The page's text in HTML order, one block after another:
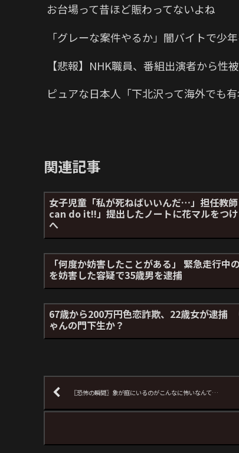
お台場って昔ほど賑わってないよね
「グレーな案件やるか」闇バイトで
【悲報】NHK職員、番組出演者から性
ピュアな日本人「下北沢って海外でも
関連記事
女子児童「私が死ねばいいんだ…」担任教
can do it!!」提出したノートに花マルをつ
へ
「何度か妨害したことがある」 緊急走行中
を妨害した容疑で35歳男を逮捕
67歳から200万円色恋詐欺、22歳女が逮捕
ゃんの門下生か？
〖恐怖の瞬間〗象が庭にいるのがこんなに怖いなんて…